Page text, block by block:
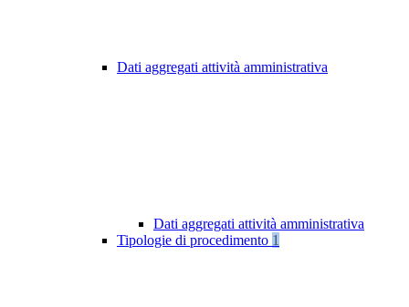
Dati aggregati attività amministrativa
Dati aggregati attività amministrativa
Tipologie di procedimento 1